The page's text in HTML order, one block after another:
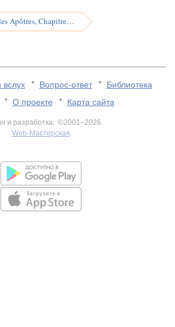
Actes des Apôtres, Chapitre 12
Вопрос-ответ
Библиотека
О проекте Карта сайта
и разработка: ©2001–2026
Web-Мастерская